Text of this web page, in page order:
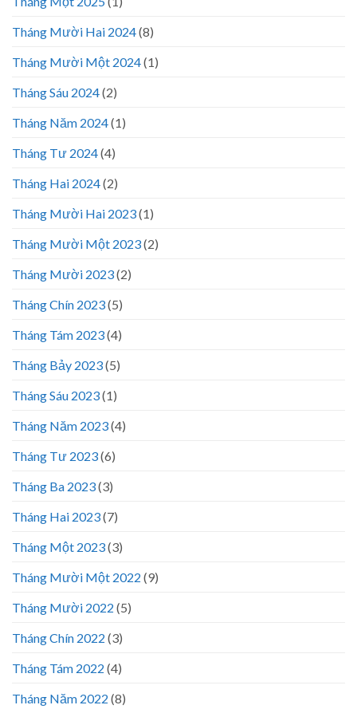
Tháng Mười Hai 2024(8)
Tháng Mười Một 2024(1)
Tháng Sáu 2024(2)
Tháng Năm 2024(1)
Tháng Tư 2024(4)
Tháng Hai 2024(2)
Tháng Mười Hai 2023(1)
Tháng Mười Một 2023(2)
Tháng Mười 2023(2)
Tháng Chín 2023(5)
Tháng Tám 2023(4)
Tháng Bảy 2023(5)
Tháng Sáu 2023(1)
Tháng Năm 2023(4)
Tháng Tư 2023(6)
Tháng Ba 2023(3)
Tháng Hai 2023(7)
Tháng Một 2023(3)
Tháng Mười Một 2022 (9)
Tháng Mười 2022 (5)
Tháng Chín 2022 (3)
Tháng Tám 2022 (4)
Tháng Năm 2022 (8)